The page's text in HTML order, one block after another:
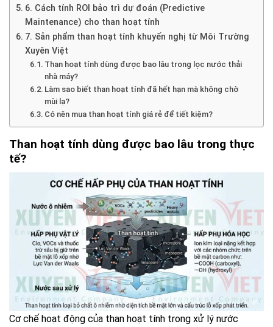
6. Cách tính ROI bảo trì dự đoán (Predictive
Maintenance) cho than hoạt tính
7. Sản phẩm than hoạt tính khuyến nghị từ Môi Trường
Xuyên Việt
Than hoạt tính dùng được bao lâu trong lọc nước thải
nhà máy?
Làm sao biết than hoạt tính đã hết hạn mà không chờ
mùi lạ?
Có nên mua than hoạt tính giá rẻ để tiết kiệm?
Than hoạt tính dùng được bao lâu trong thực
tế?
Cơ chế hoạt động của than hoạt tính trong xử lý nước